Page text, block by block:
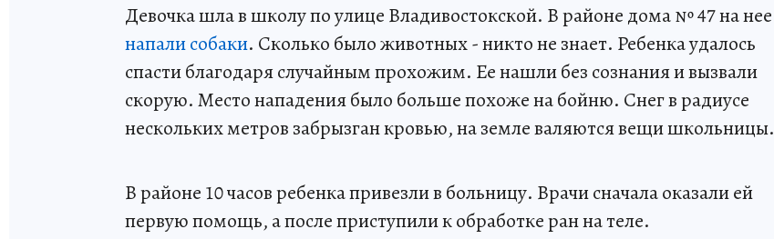
Девочка шла в школу по улице Владивостокской. В районе дома № 47 на нее
напали собаки. Сколько было животных - никто не знает. Ребенка удалось
спасти благодаря случайным прохожим. Ее нашли без сознания и вызвали
скорую. Место нападения было больше похоже на бойню. Снег в радиусе
нескольких метров забрызган кровью, на земле валяются вещи школьницы.
В районе 10 часов ребенка привезли в больницу. Врачи сначала оказали ей
первую помощь, а после приступили к обработке ран на теле.